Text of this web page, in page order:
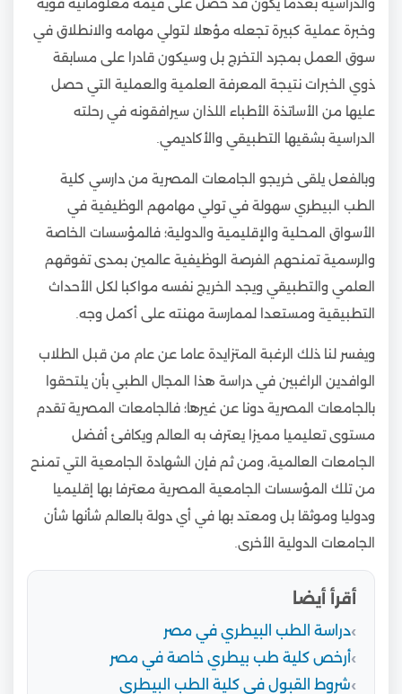
والدراسية بعدما يكون قد حصل على قيمة معلوماتية قوية
وخبرة عملية كبيرة تجعله مؤهلا لتولي مهامه والانطلاق في
سوق العمل بمجرد التخرج بل وسيكون قادرا على مسابقة
ذوي الخبرات نتيجة المعرفة العلمية والعملية التي حصل
عليها من الأساتذة الأطباء اللذان سيرافقونه في رحلته
الدراسية بشقيها التطبيقي والأكاديمي.
وبالفعل يلقى خريجو الجامعات المصرية من دارسي كلية
الطب البيطري سهولة في تولي مهامهم الوظيفية في
الأسواق المحلية والإقليمية والدولية؛ فالمؤسسات الخاصة
والرسمية تمنحهم الفرصة الوظيفية عالمين بمدى تفوقهم
العلمي والتطبيقي ويجد الخريج نفسه مواكبا لكل الأحداث
التطبيقية ومستعدا لممارسة مهنته على أكمل وجه.
ويفسر لنا ذلك الرغبة المتزايدة عاما عن عام من قبل الطلاب
الوافدين الراغبين في دراسة هذا المجال الطبي بأن يلتحقوا
بالجامعات المصرية دونا عن غيرها؛ فالجامعات المصرية تقدم
مستوى تعليميا مميزا يعترف به العالم ويكافئ أفضل
الجامعات العالمية، ومن ثم فإن الشهادة الجامعية التي تمنح
من تلك المؤسسات الجامعية المصرية معترفا بها إقليميا
ودوليا وموثقا بل ومعتد بها في أي دولة بالعالم شأنها شأن
الجامعات الدولية الأخرى.
أقرأ أيضا
دراسة الطب البيطري في مصر
أرخص كلية طب بيطري خاصة في مصر
شروط القبول في كلية الطب البيطري